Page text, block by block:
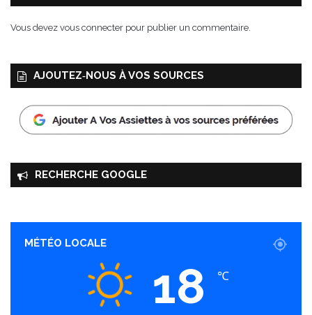
Vous devez vous connecter pour publier un commentaire.
AJOUTEZ‑NOUS À VOS SOURCES
RECHERCHE GOOGLE
MÉTÉO LOCALE
18 ℃